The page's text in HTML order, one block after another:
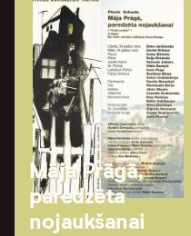
Māja Prāgā,
paredzēta
nojaukšanai